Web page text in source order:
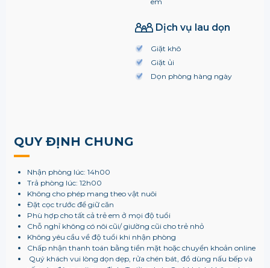
Dịch vụ lau dọn
Giặt khô
Giặt ủi
Dọn phòng hàng ngày
QUY ĐỊNH CHUNG
Nhận phòng lúc: 14h00
Trả phòng lúc: 12h00
Không cho phép mang theo vật nuôi
Đặt cọc trước để giữ căn
Phù hợp cho tất cả trẻ em ở mọi độ tuổi
Chỗ nghỉ không có nôi cũi/ giường cũi cho trẻ nhỏ
Không yêu cầu về độ tuổi khi nhận phòng
Chấp nhận thanh toán bằng tiền mặt hoặc chuyển khoản online
Quý khách vui lòng dọn dẹp, rửa chén bát, đồ dùng nấu bếp và